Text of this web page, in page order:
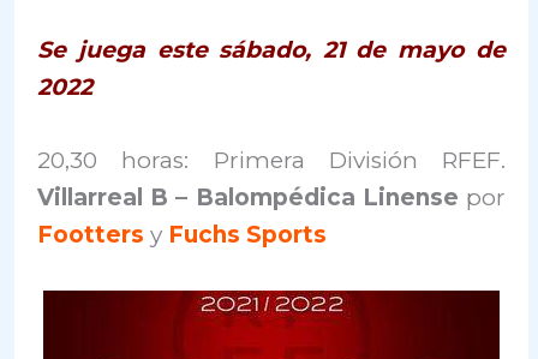
Se juega este sábado, 21 de mayo de
2022
20,30 horas: Primera División RFEF.
Villarreal B – Balompédica Linense por
Footters y Fuchs Sports